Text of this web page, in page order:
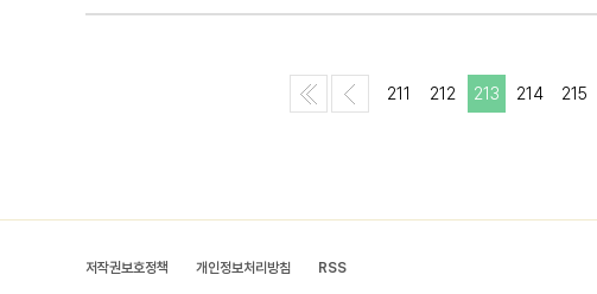
211 212 213 214 215
저작권보호정책 개인정보처리방침 RSS